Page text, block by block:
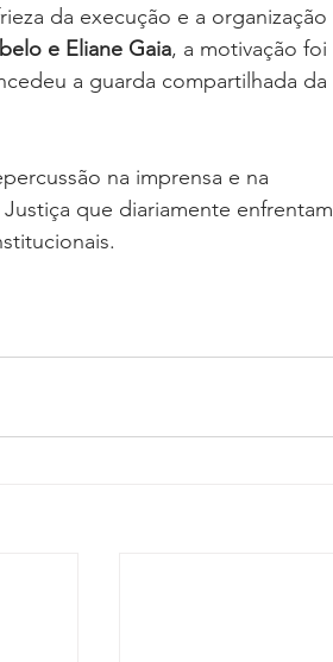
da execução e a organização
e Eliane Gaia, a motivação foi
a guarda compartilhada da
na imprensa e na
que diariamente enfrentam